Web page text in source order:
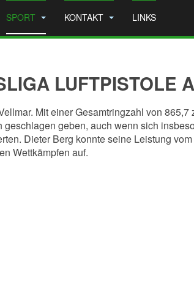
SPORT KONTAKT LINKS
LUFTPISTOLE
Mit einer Gesamtringzahl von 865,7
geben, auch wenn sich
Dieter Berg konnte seine Leistung
Wettkämpfen auf.